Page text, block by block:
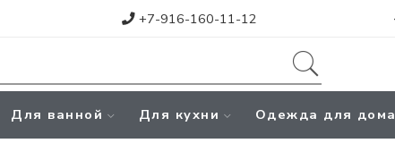
+7-916-160-11-12
Для ванной Для кухни Одежда для дома